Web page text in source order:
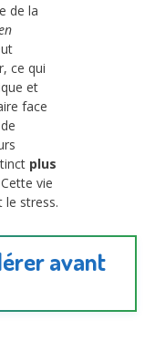
de la
ce qui
et
face
plus
vie
le stress.
avant